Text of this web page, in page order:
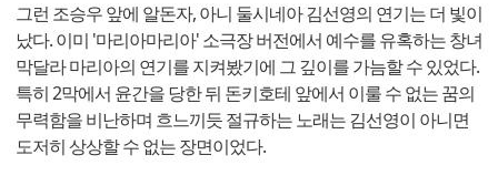
그런 조승우 앞에 알돈자, 아니 둘시네아 김선영의 연기는 더 빛이
났다. 이미 '마리아마리아' 소극장 버전에서 예수를 유혹하는 창녀
막달라 마리아의 연기를 지켜봤기에 그 깊이를 가늠할 수 있었다.
특히 2막에서 윤간을 당한 뒤 돈키호테 앞에서 이룰 수 없는 꿈의
무력함을 비난하며 흐느끼듯 절규하는 노래는 김선영이 아니면
도저히 상상할 수 없는 장면이었다.